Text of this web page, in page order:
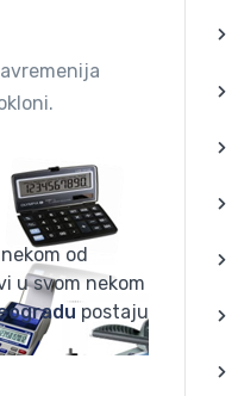
od
u svom nekom
postaju